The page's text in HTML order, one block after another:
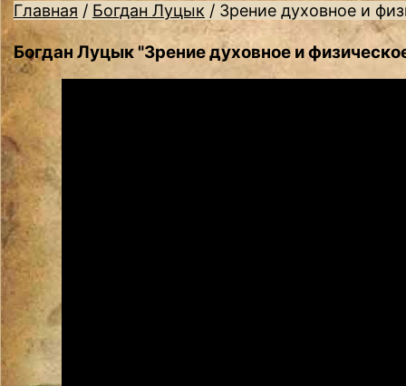
Главная / Богдан Луцык / Зрение духовное и
Богдан Луцык "Зрение духовное и